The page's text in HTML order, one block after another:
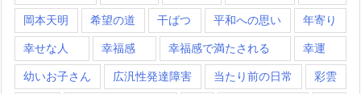
岡本天明 希望の道 干ばつ 平和への思い 年寄り
幸せな人 幸福感 幸福感で満たされる 幸運
幼いお子さん 広汎性発達障害 当たり前の日常 彩雲